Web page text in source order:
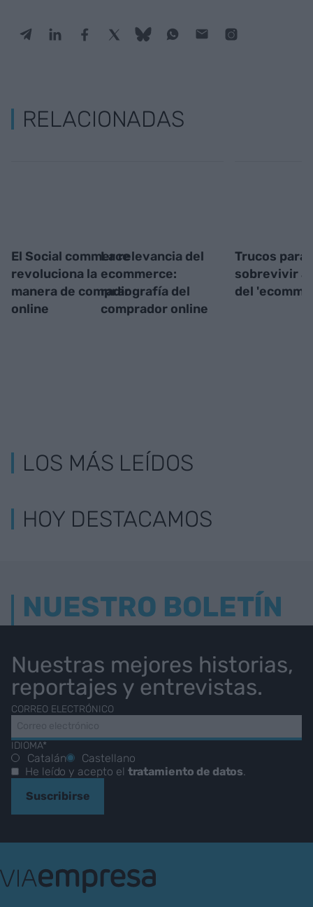
RELACIONADAS
El Social commerce
revoluciona la
manera de comprar
online
La relevancia del
ecommerce:
radiografía del
comprador online
Trucos para
sobrevivir a
del
LOS MÁS LEÍDOS
HOY DESTACAMOS
NUESTRO BOLETÍN
Nuestras mejores historias,
reportajes y entrevistas.
CORREO ELECTRÓNICO
IDIOMA*
Catalán
Castellano
He leído y acepto el tratamiento de datos.
Suscribirse